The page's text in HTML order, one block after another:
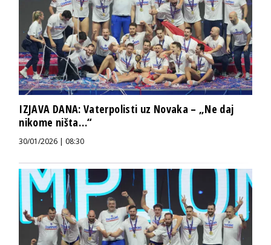
IZJAVA DANA: Vaterpolisti uz Novaka – „Ne daj
nikome ništa…“
30/01/2026 | 08:30